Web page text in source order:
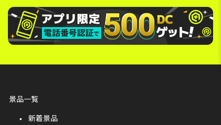
景品一覧
新着景品